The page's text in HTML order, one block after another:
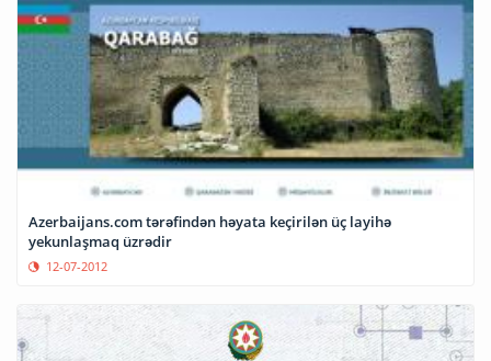
Azerbaijans.com tərəfindən həyata keçirilən üç layihə
yekunlaşmaq üzrədir
12-07-2012